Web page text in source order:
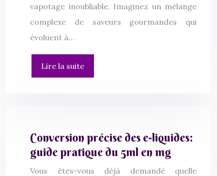
vapotage inoubliable. Imaginez un mélange
complexe de saveurs gourmandes qui
évoluent à…
Lire la suite
Conversion précise des e-liquides:
guide pratique du 5ml en mg
Vous êtes-vous déjà demandé quelle